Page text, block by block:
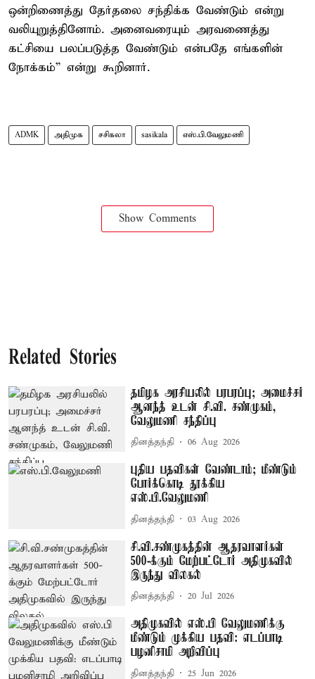
ஒன்றிணைத்து தேர்தலை சந்திக்க வேண்டும் என்று
வலியுறுத்தினோம். அனைவரையும் அரவணைத்து
கட்சியை பலப்படுத்த வேண்டும் என்பதே எங்களின்
நோக்கம்” என்று கூறினார்.
ADMK அதிமுக சசிகலா sasikala எஸ்.பி.வேலுமணி
Show Comments
Related Stories
தமிழக அரசியலில் பரபரப்பு; அமைச்சர்
ஆனந்த் உடன் சி.வி. சண்முகம்,
வேலுமணி சந்திப்பு
தினத்தந்தி 06 Aug 2026
புதிய பதவிகள் வேண்டாம்; மீண்டும்
போர்க்கொடி தூக்கிய
எஸ்.பி.வேலுமணி
தினத்தந்தி 03 Aug 2026
சி.வி.சண்முகத்தின் ஆதரவாளர்கள்
500-க்கும் மேற்பட்டோர் அதிமுகவில்
இருந்து விலகல்
தினத்தந்தி 20 Jul 2026
அதிமுகவில் எஸ்.பி வேலுமணிக்கு
மீண்டும் முக்கிய பதவி: எடப்பாடி
பழனிசாமி அறிவிப்பு
தினத்தந்தி 25 Jun 2026